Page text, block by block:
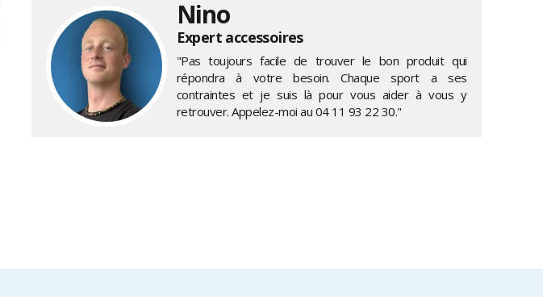
Nino
Expert accessoires
"Pas toujours facile de trouver le bon produit qui
répondra à votre besoin. Chaque sport a ses
contraintes et je suis là pour vous aider à vous y
retrouver. Appelez-moi au 04 11 93 22 30."